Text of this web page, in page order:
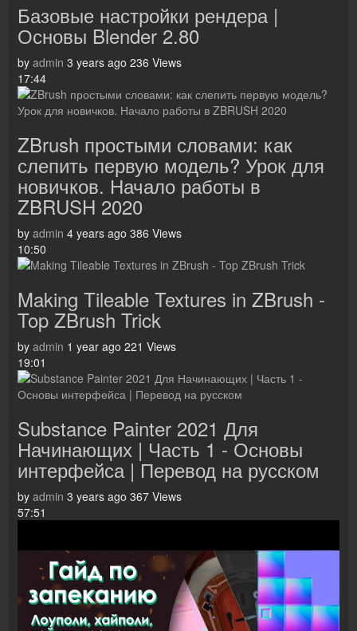
Базовые настройки рендера |
Основы Blender 2.80
by admin 3 years ago 236 Views
17:44
ZBrush простыми словами: как
слепить первую модель? Урок для
новичков. Начало работы в
ZBRUSH 2020
by admin 4 years ago 386 Views
10:50
Making Tileable Textures in ZBrush -
Top ZBrush Trick
by admin 1 year ago 221 Views
19:01
Substance Painter 2021 Для
Начинающих | Часть 1 - Основы
интерфейса | Перевод на русском
by admin 3 years ago 367 Views
57:51